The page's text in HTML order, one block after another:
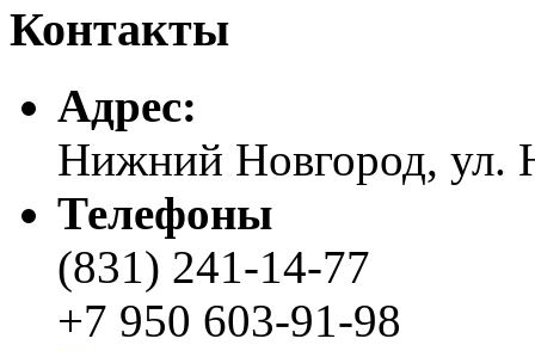
Контакты
Адреc:
Нижний Новгород, ул.
Телефоны
(831) 241-14-77
+7 950 603-91-98